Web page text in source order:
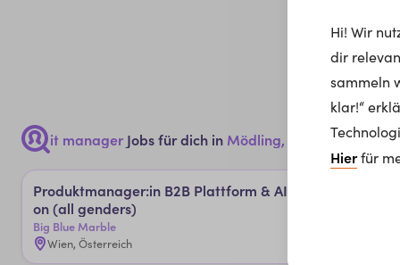
it manager Jobs für dich in Mödling, 2340
Pro­dukt­ma­na­ger:in B2B ­Platt­for­m & AI In­no­va­ti­
on (al­l ­gen­der­s)
Big Blue Marble
Wien, Österreich
Hi! Wir
dir
sammeln
klar!“
Hierfür